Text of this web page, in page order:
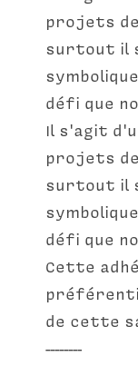
projets de
surtout il
défi que
Il s'agit
projets de
surtout il
défi que
Cette
de cette
--------